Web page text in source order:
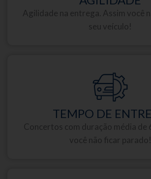
Agilidade na entrega. Assim você
seu veículo!
TEMPO DE
Concertos com duração média de
você não ficar parado!